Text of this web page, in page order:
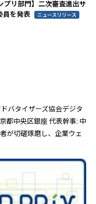
リ部門】二次審査進出サ
員を発表
ニュースリリース
バタイザーズ協会デジタ
都中央区銀座 代表幹事: 中
が切磋琢磨し、企業ウェ